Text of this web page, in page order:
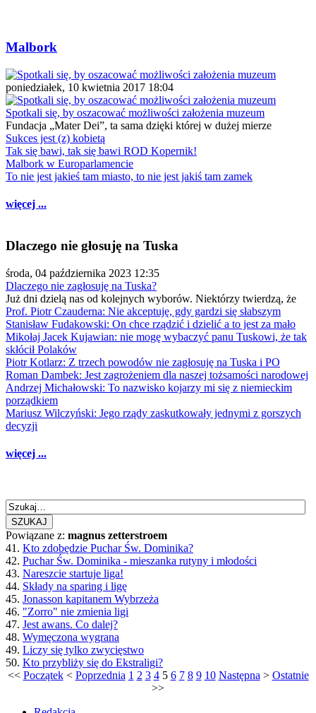
Malbork
poniedziałek, 10 kwietnia 2017 18:04
Spotkali się, by oszacować możliwości założenia muzeum
Fundacja „Mater Dei”, ta sama dzięki której w dużej mierze
Sukces jest (z) kobietą
Tak się bawi, tak się bawi ROD Kopernik!
Malbork w Europarlamencie
To nie jest jakieś tam miasto, to nie jest jakiś tam zamek
więcej ...
Dlaczego nie głosuję na Tuska
środa, 04 października 2023 12:35
Dlaczego nie zagłosuję na Tuska?
Już dni dzielą nas od kolejnych wyborów. Niektórzy twierdzą, że
Prof. Piotr Czauderna: Nie akceptuję, gdy gardzi się słabszym
Stanisław Fudakowski: On chce rządzić i dzielić a to jest za mało
Mikołaj Jacek Kujawian: nie mogę wybaczyć panu Tuskowi, że tak
skłócił Polaków
Piotr Kotlarz: Z trzech powodów nie zagłosuję na Tuska i PO
Roman Dambek: Jest zagrożeniem dla naszej tożsamości narodowej
Andrzej Michałowski: To nazwisko kojarzy mi się z niemieckim
porządkiem
Mariusz Wilczyński: Jego rządy zaskutkowały jednymi z gorszych
decyzji
więcej ...
SZUKAJ
Powiązane z: magnus zetterstroem
41. Kto zdobędzie Puchar Św. Dominika?
42. Puchar Św. Dominika - mieszanka rutyny i młodości
43. Nareszcie startuje liga!
44. Składy na sparing i ligę
45. Jonasson kapitanem Wybrzeża
46. "Zorro" nie zmienia ligi
47. Jest awans. Co dalej?
48. Wymęczona wygrana
49. Liczy się tylko zwycięstwo
50. Kto przybliży się do Ekstraligi?
<< Początek< Poprzednia 1 2 3 4 5 6 7 8 9 10 Następna > Ostatnie
>>